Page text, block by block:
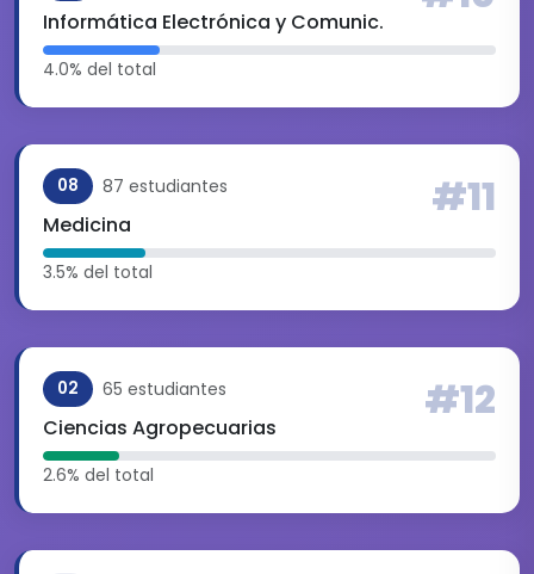
Informática Electrónica y Comunic.
4.0% del total
#11
08 87 estudiantes
Medicina
3.5% del total
#12
02 65 estudiantes
Ciencias Agropecuarias
2.6% del total